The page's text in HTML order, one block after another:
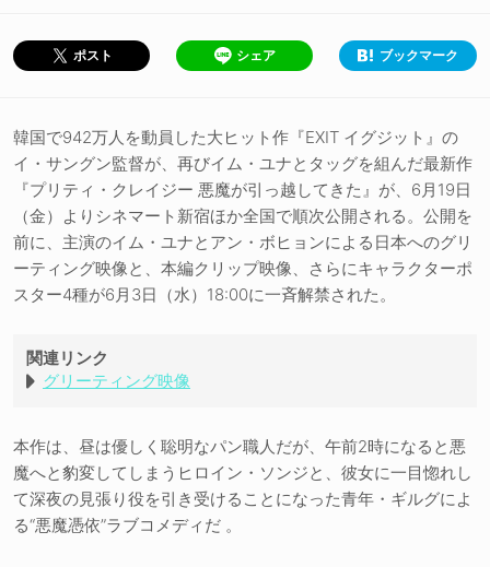
ポスト シェア ブックマーク
韓国で942万人を動員した大ヒット作『EXIT イグジット』の
イ・サングン監督が、再びイム・ユナとタッグを組んだ最新作
『プリティ・クレイジー 悪魔が引っ越してきた』が、6月19日
（金）よりシネマート新宿ほか全国で順次公開される。公開を
前に、主演のイム・ユナとアン・ボヒョンによる日本へのグリ
ーティング映像と、本編クリップ映像、さらにキャラクターポ
スター4種が6月3日（水）18:00に一斉解禁された。
関連リンク
グリーティング映像
本作は、昼は優しく聡明なパン職人だが、午前2時になると悪
魔へと豹変してしまうヒロイン・ソンジと、彼女に一目惚れし
て深夜の見張り役を引き受けることになった青年・ギルグによ
る“悪魔憑依”ラブコメディだ 。